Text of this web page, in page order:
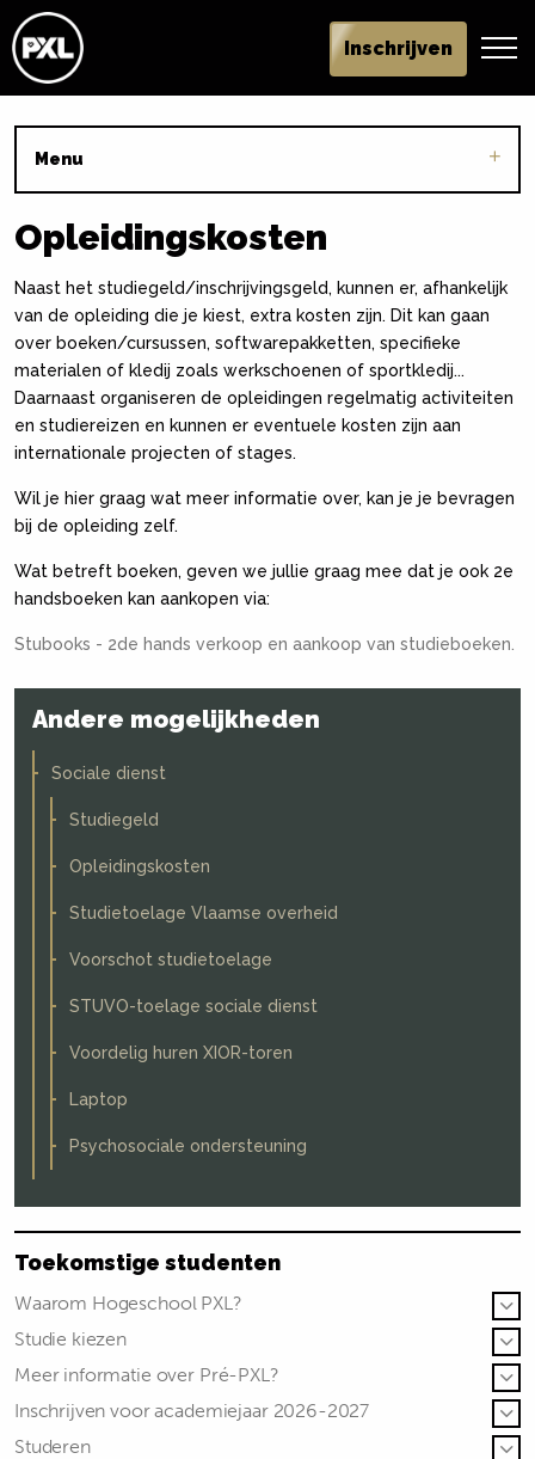
Inschrijven
Menu
Opleidingskosten
Naast het studiegeld/inschrijvingsgeld, kunnen er, afhankelijk
van de opleiding die je kiest, extra kosten zijn. Dit kan gaan
over boeken/cursussen, softwarepakketten, specifieke
materialen of kledij zoals werkschoenen of sportkledij...
Daarnaast organiseren de opleidingen regelmatig activiteiten
en studiereizen en kunnen er eventuele kosten zijn aan
internationale projecten of stages.
Wil je hier graag wat meer informatie over, kan je je bevragen
bij de opleiding zelf.
Wat betreft boeken, geven we jullie graag mee dat je ook 2e
handsboeken kan aankopen via:
Stubooks - 2de hands verkoop en aankoop van studieboeken.
Andere mogelijkheden
Sociale dienst
Studiegeld
Opleidingskosten
Studietoelage Vlaamse overheid
Voorschot studietoelage
STUVO-toelage sociale dienst
Voordelig huren XIOR-toren
Laptop
Psychosociale ondersteuning
Toekomstige studenten
Waarom Hogeschool PXL?
Studie kiezen
Meer informatie over Pré-PXL?
Inschrijven voor academiejaar 2026-2027
Studeren